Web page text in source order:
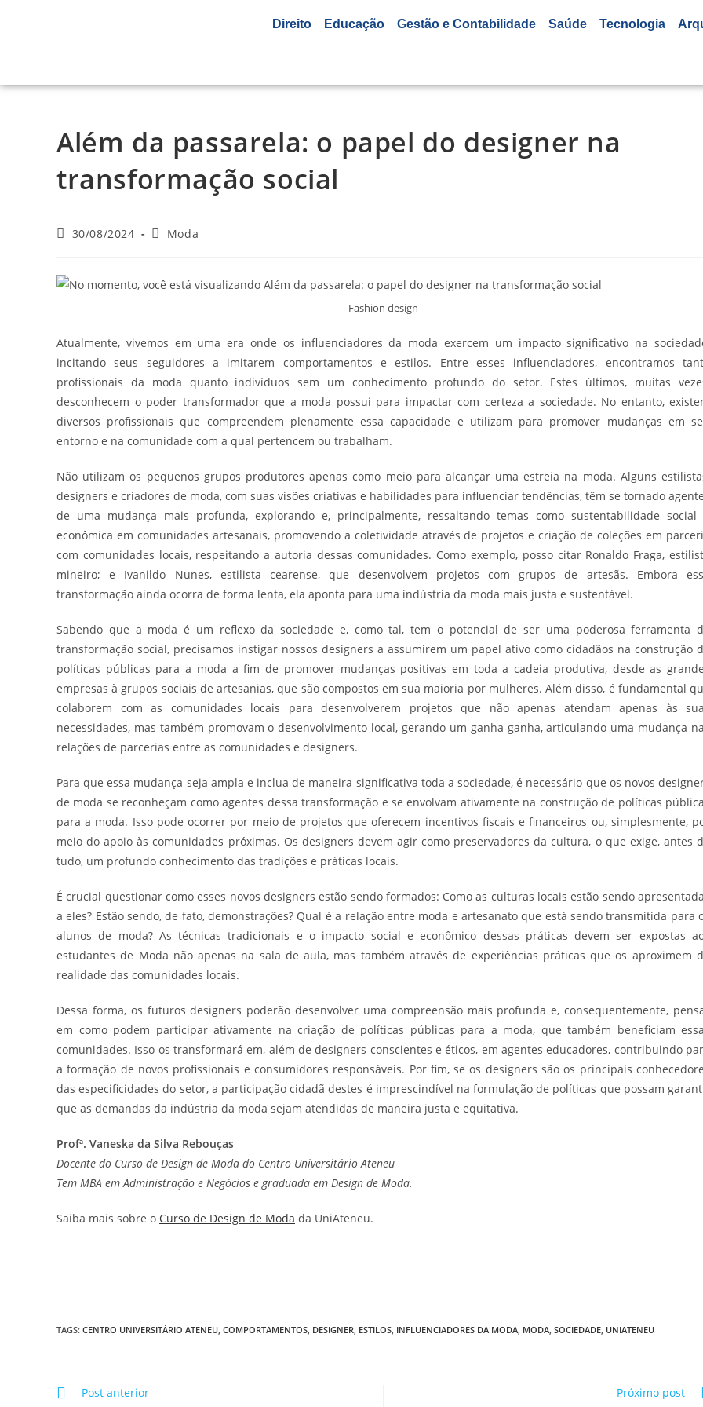
Direito Educação Gestão e Contabilidade Saúde Tecnologia
Além da passarela: o papel do designer na
transformação social
30/08/2024 Moda
Fashion design
Atualmente, vivemos em uma era onde os influenciadores da moda exercem um impacto significativo na
incitando seus seguidores a imitarem comportamentos e estilos. Entre esses influenciadores, encontramos
profissionais da moda quanto indivíduos sem um conhecimento profundo do setor. Estes últimos, muitas
desconhecem o poder transformador que a moda possui para impactar com certeza a sociedade. No entanto,
diversos profissionais que compreendem plenamente essa capacidade e utilizam para promover mudanças em
entorno e na comunidade com a qual pertencem ou trabalham.
Não utilizam os pequenos grupos produtores apenas como meio para alcançar uma estreia na moda. Alguns
designers e criadores de moda, com suas visões criativas e habilidades para influenciar tendências, têm se tornado
de uma mudança mais profunda, explorando e, principalmente, ressaltando temas como sustentabilidade social
econômica em comunidades artesanais, promovendo a coletividade através de projetos e criação de coleções em
com comunidades locais, respeitando a autoria dessas comunidades. Como exemplo, posso citar Ronaldo Fraga,
mineiro; e Ivanildo Nunes, estilista cearense, que desenvolvem projetos com grupos de artesãs. Embora
transformação ainda ocorra de forma lenta, ela aponta para uma indústria da moda mais justa e sustentável.
Sabendo que a moda é um reflexo da sociedade e, como tal, tem o potencial de ser uma poderosa ferramenta
transformação social, precisamos instigar nossos designers a assumirem um papel ativo como cidadãos na construção
políticas públicas para a moda a fim de promover mudanças positivas em toda a cadeia produtiva, desde as
empresas à grupos sociais de artesanias, que são compostos em sua maioria por mulheres. Além disso, é fundamental
colaborem com as comunidades locais para desenvolverem projetos que não apenas atendam apenas às
necessidades, mas também promovam o desenvolvimento local, gerando um ganha-ganha, articulando uma mudança
relações de parcerias entre as comunidades e designers.
Para que essa mudança seja ampla e inclua de maneira significativa toda a sociedade, é necessário que os novos
de moda se reconheçam como agentes dessa transformação e se envolvam ativamente na construção de políticas
para a moda. Isso pode ocorrer por meio de projetos que oferecem incentivos fiscais e financeiros ou, simplesmente,
meio do apoio às comunidades próximas. Os designers devem agir como preservadores da cultura, o que exige, antes
tudo, um profundo conhecimento das tradições e práticas locais.
É crucial questionar como esses novos designers estão sendo formados: Como as culturas locais estão sendo
a eles? Estão sendo, de fato, demonstrações? Qual é a relação entre moda e artesanato que está sendo transmitida para
alunos de moda? As técnicas tradicionais e o impacto social e econômico dessas práticas devem ser expostas
estudantes de Moda não apenas na sala de aula, mas também através de experiências práticas que os aproximem
realidade das comunidades locais.
Dessa forma, os futuros designers poderão desenvolver uma compreensão mais profunda e, consequentemente,
em como podem participar ativamente na criação de políticas públicas para a moda, que também beneficiam
comunidades. Isso os transformará em, além de designers conscientes e éticos, em agentes educadores, contribuindo
a formação de novos profissionais e consumidores responsáveis. Por fim, se os designers são os principais
das especificidades do setor, a participação cidadã destes é imprescindível na formulação de políticas que possam
que as demandas da indústria da moda sejam atendidas de maneira justa e equitativa.
Profª. Vaneska da Silva Rebouças
Docente do Curso de Design de Moda do Centro Universitário Ateneu
Tem MBA em Administração e Negócios e graduada em Design de Moda.
Saiba mais sobre o Curso de Design de Moda da UniAteneu.
TAGS: CENTRO UNIVERSITÁRIO ATENEU, COMPORTAMENTOS, DESIGNER, ESTILOS, INFLUENCIADORES DA MODA, MODA, SOCIEDADE, UNIATENEU
Post anterior Próximo post